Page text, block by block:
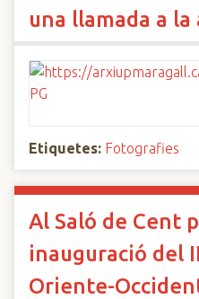
una llamada a la
Etiquetes: Fotografies
Al Saló de Cent
inauguració del
Oriente-